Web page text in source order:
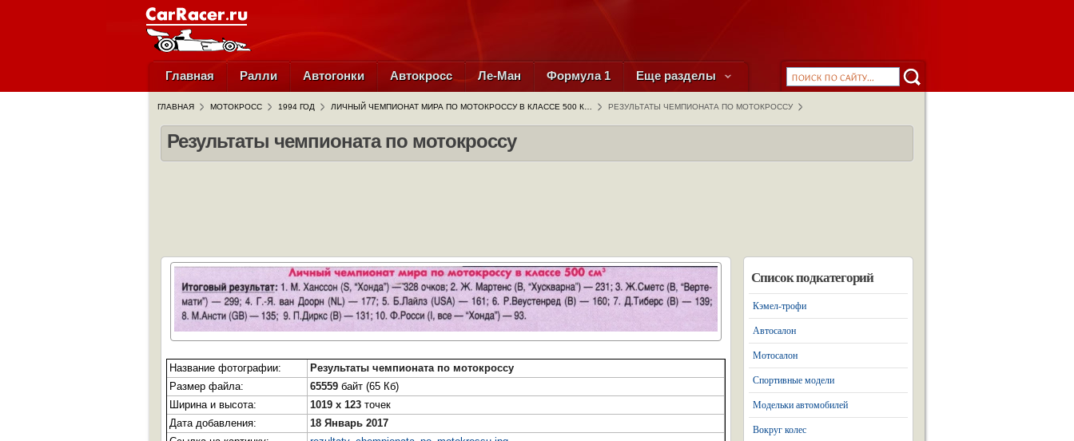
Главная Ралли Автогонки Автокросс Ле-Ман Формула 1 Еще разделы
ГЛАВНАЯ МОТОКРОСС 1994 ГОД ЛИЧНЫЙ ЧЕМПИОНАТ МИРА ПО МОТОКРОССУ В КЛАССЕ 500 К… РЕЗУЛЬТАТЫ ЧЕМПИОНАТА ПО МОТОКРОССУ
Результаты чемпионата по мотокроссу
Название фотографии:
Результаты чемпионата по мотокроссу
Размер файла:
65559 байт (65 Кб)
Ширина и высота:
1019 x 123 точек
Дата добавления:
18 Январь 2017
Список подкатегорий
Кэмел-трофи
Автосалон
Мотосалон
Спортивные модели
Модельки автомобилей
Вокруг колес